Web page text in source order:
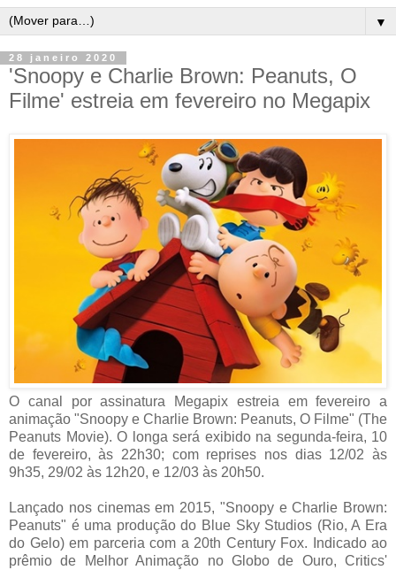
▼
28 janeiro 2020
'Snoopy e Charlie Brown: Peanuts, O
Filme' estreia em fevereiro no Megapix
O canal por assinatura Megapix estreia em fevereiro a
animação "Snoopy e Charlie Brown: Peanuts, O Filme" (The
Peanuts Movie). O longa será exibido na segunda-feira, 10
de fevereiro, às 22h30; com reprises nos dias 12/02 às
9h35, 29/02 às 12h20, e 12/03 às 20h50.
Lançado nos cinemas em 2015, "Snoopy e Charlie Brown:
Peanuts" é uma produção do Blue Sky Studios (Rio, A Era
do Gelo) em parceria com a 20th Century Fox. Indicado ao
prêmio de Melhor Animação no Globo de Ouro, Critics'